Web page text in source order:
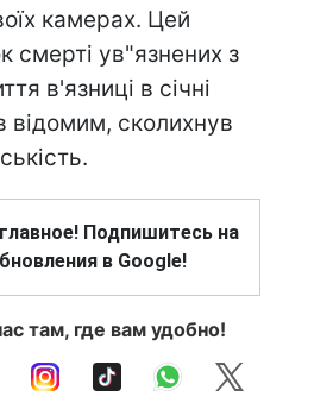
камерах. Цей
смерті ув"язнених з
в'язниці в січні
сколихнув
Подпишитесь на
в Google!
там, где вам удобно!